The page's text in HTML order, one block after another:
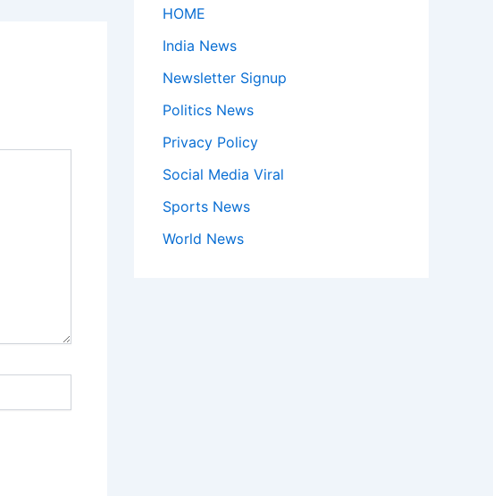
HOME
India News
Newsletter Signup
Politics News
Privacy Policy
Social Media Viral
Sports News
World News